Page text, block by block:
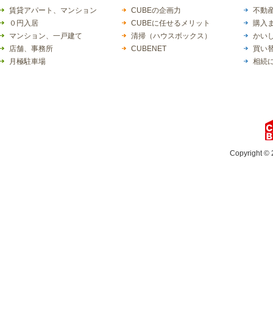
賃貸アパート、マンション
０円入居
マンション、一戸建て
店舗、事務所
月極駐車場
CUBEの企画力
CUBEに任せるメリット
清掃（ハウスボックス）
CUBENET
不動
購入
かい
買い
相続
Copyright ©